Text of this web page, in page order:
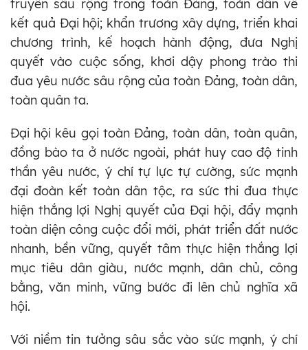
truyền sâu rộng trong toàn Đảng, toàn dân về
kết quả Đại hội; khẩn trương xây dựng, triển khai
chương trình, kế hoạch hành động, đưa Nghị
quyết vào cuộc sống, khơi dậy phong trào thi
đua yêu nước sâu rộng của toàn Đảng, toàn dân,
toàn quân ta.
Đại hội kêu gọi toàn Đảng, toàn dân, toàn quân,
đồng bào ta ở nước ngoài, phát huy cao độ tinh
thần yêu nước, ý chí tự lực tự cường, sức mạnh
đại đoàn kết toàn dân tộc, ra sức thi đua thực
hiện thắng lợi Nghị quyết của Đại hội, đẩy mạnh
toàn diện công cuộc đổi mới, phát triển đất nước
nhanh, bền vững, quyết tâm thực hiện thắng lợi
mục tiêu dân giàu, nước mạnh, dân chủ, công
bằng, văn minh, vững bước đi lên chủ nghĩa xã
hội.
Với niềm tin tưởng sâu sắc vào sức mạnh, ý chí